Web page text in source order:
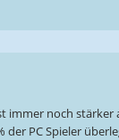
immer noch stärker
der PC Spieler